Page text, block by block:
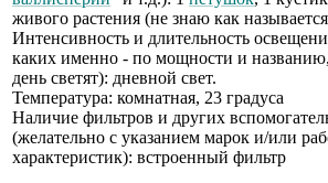
живого растения (не знаю как
Интенсивность и длительность
каких именно - по мощности и названию,
день светят): дневной свет.
Температура: комнатная, 23 градуса
Наличие фильтров и других
(желательно с указанием марок и/или
характеристик): встроенный фильтр